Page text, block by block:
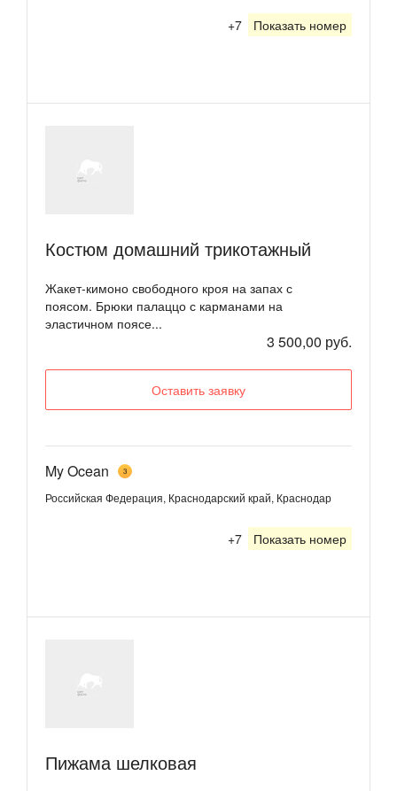
+7 Показать номер
Костюм домашний трикотажный
Жакет-кимоно свободного кроя на запах с
поясом. Брюки палаццо с карманами на
эластичном поясе...
3 500,00 руб.
Оставить заявку
My Ocean 3
Российская Федерация, Краснодарский край, Краснодар
+7 Показать номер
Пижама шелковая